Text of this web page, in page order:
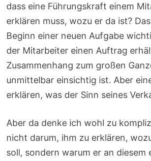
dass eine Führungskraft einem
erklären muss, wozu er da ist?
Beginn einer neuen Aufgabe
der Mitarbeiter einen Auftrag
Zusammenhang zum großen
unmittelbar einsichtig ist. Aber
erklären, was der Sinn seines
Aber da denke ich wohl zu
nicht darum, ihm zu erklären,
soll, sondern warum er an diesem